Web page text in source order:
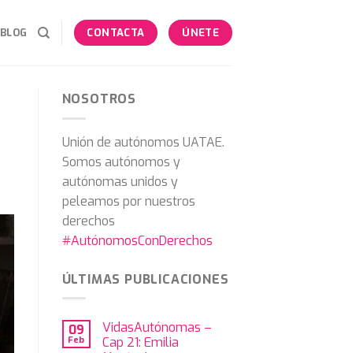
BLOG CONTACTA ÚNETE
NOSOTROS
Unión de autónomos UATAE.
Somos autónomos y
autónomas unidos y
peleamos por nuestros
derechos
#AutónomosConDerechos
ÚLTIMAS PUBLICACIONES
09
Feb
VidasAutónomas –
Cap 21: Emilia